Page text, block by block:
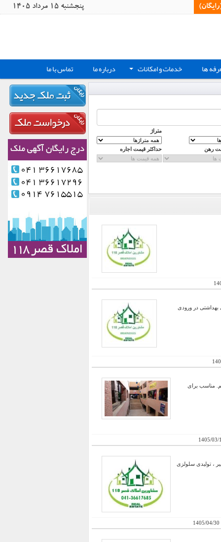
پنجشنبه 15 مرداد 1405
ها + خدمات و امکانات درباره ما تماس با ما
متراژ
رهن حداکثر قیمت اجاره
و سرویسهای بهداشتی در ورودی
مناسب برای
1405/03/
استثنایی و بی نظیر ، تولیدی سلولزی
1405/04/30